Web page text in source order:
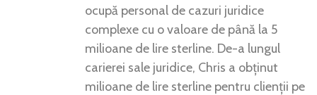
ocupă personal de cazuri juridice
complexe cu o valoare de până la 5
milioane de lire sterline. De-a lungul
carierei sale juridice, Chris a obținut
milioane de lire sterline pentru clienții pe